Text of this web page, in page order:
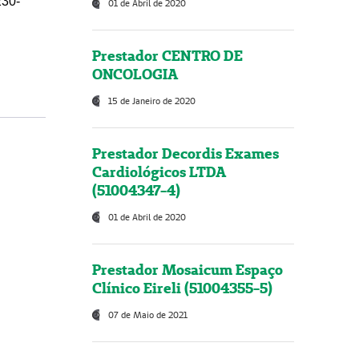
01 de Abril de 2020
Prestador CENTRO DE
ONCOLOGIA
15 de Janeiro de 2020
Prestador Decordis Exames
Cardiológicos LTDA
(51004347-4)
01 de Abril de 2020
Prestador Mosaicum Espaço
Clínico Eireli (51004355-5)
07 de Maio de 2021